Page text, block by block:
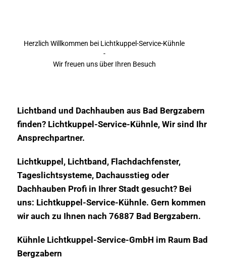
Herzlich Willkommen bei Lichtkuppel-Service-Kühnle
-
Wir freuen uns über Ihren Besuch
Lichtband und Dachhauben aus Bad Bergzabern
finden? Lichtkuppel-Service-Kühnle, Wir sind Ihr
Ansprechpartner.
Lichtkuppel, Lichtband, Flachdachfenster,
Tageslichtsysteme, Dachausstieg oder
Dachhauben Profi in Ihrer Stadt gesucht? Bei
uns: Lichtkuppel-Service-Kühnle. Gern kommen
wir auch zu Ihnen nach 76887 Bad Bergzabern.
Kühnle Lichtkuppel-Service-GmbH im Raum Bad
Bergzabern